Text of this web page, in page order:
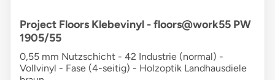
Project Floors Klebevinyl - floors@work55 PW
1905/55
0,55 mm Nutzschicht - 42 Industrie (normal) -
Vollvinyl - Fase (4-seitig) - Holzoptik Landhausdiele